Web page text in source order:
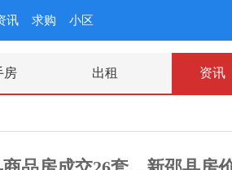
讯 求购 小区
房 出租 资讯